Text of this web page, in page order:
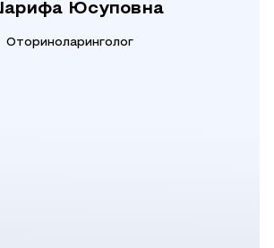
Юсуповна
Оториноларинголог